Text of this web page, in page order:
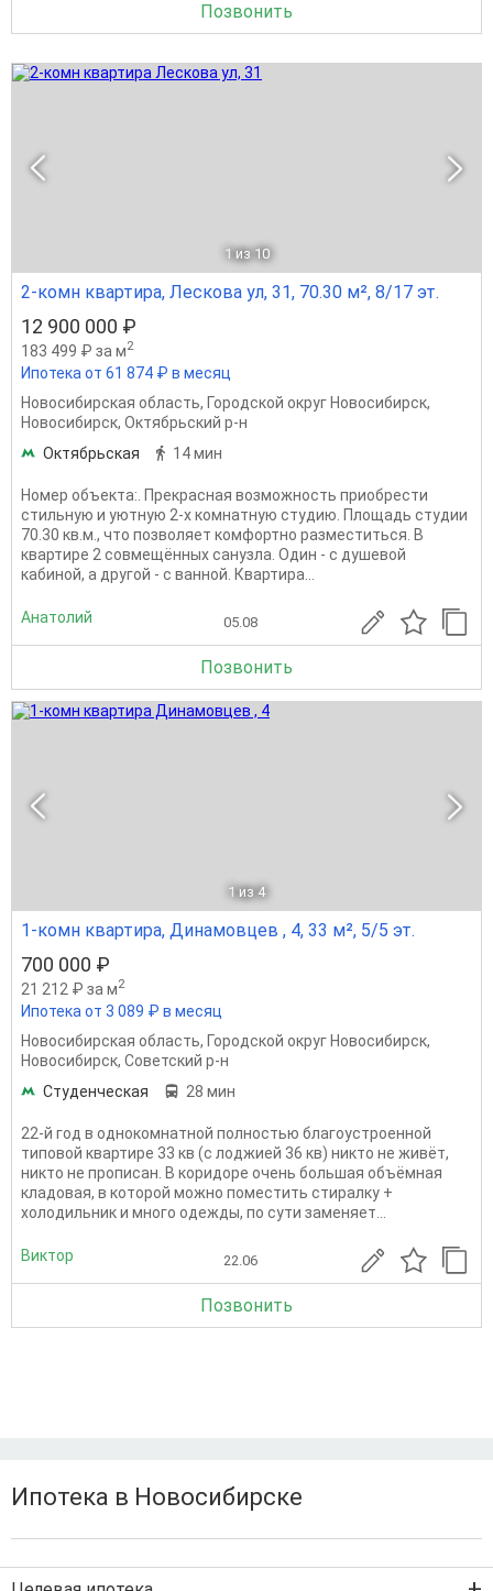
Позвонить
1 из 10
2-комн квартира, Лескова ул, 31, 70.30 м², 8/17 эт.
12 900 000 ₽
183 499 ₽ за м2
Ипотека от 61 874 ₽ в месяц
Новосибирская область, Городской округ Новосибирск,
Новосибирск, Октябрьский р-н
Октябрьская
14 мин
Номер объекта:. Прекрасная возможность приобрести
стильную и уютную 2-х комнатную студию. Площадь студии
70.30 кв.м., что позволяет комфортно разместиться. В
квартире 2 совмещённых санузла. Один - с душевой
кабиной, а другой - с ванной. Квартира...
Анатолий 05.08
Позвонить
1 из 4
1-комн квартира, Динамовцев , 4, 33 м², 5/5 эт.
700 000 ₽
21 212 ₽ за м2
Ипотека от 3 089 ₽ в месяц
Новосибирская область, Городской округ Новосибирск,
Новосибирск, Советский р-н
Студенческая
28 мин
22-й год в однокомнатной полностью благоустроенной
типовой квартире 33 кв (с лоджией 36 кв) никто не живёт,
никто не прописан. В коридоре очень большая объёмная
кладовая, в которой можно поместить стиралку +
холодильник и много одежды, по сути заменяет...
Виктор 22.06
Позвонить
Ипотека в Новосибирске